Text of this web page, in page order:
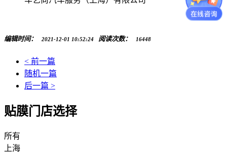
编辑时间： 2021-12-01 10:52:24 阅读次数： 16448
< 前一篇
随机一篇
后一篇 >
贴膜门店选择
所有
上海